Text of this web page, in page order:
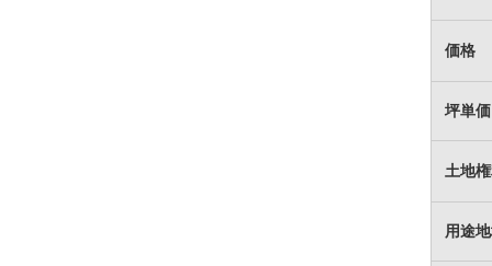
価格
坪単価
土地
用途